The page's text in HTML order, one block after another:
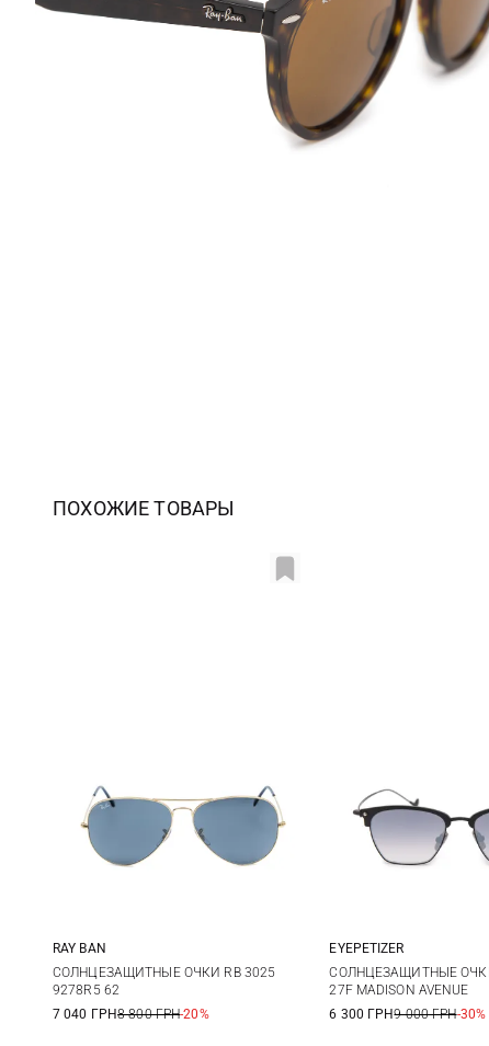
ПОХОЖИЕ ТОВАРЫ
One size
RAY BAN
СОЛНЦЕЗАЩИТНЫЕ ОЧКИ RB 3025
9278R5 62
7 040 ГРН8 800 ГРН-20%
One size
EYEPETIZER
СОЛНЦЕЗАЩИТНЫЕ ОЧКИ
27F MADISON AVENUE
6 300 ГРН9 000 ГРН-30%